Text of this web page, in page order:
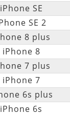
iPhone SE
SE 2
8 plus
iPhone 8
7 plus
iPhone 7
6s plus
iPhone 6s